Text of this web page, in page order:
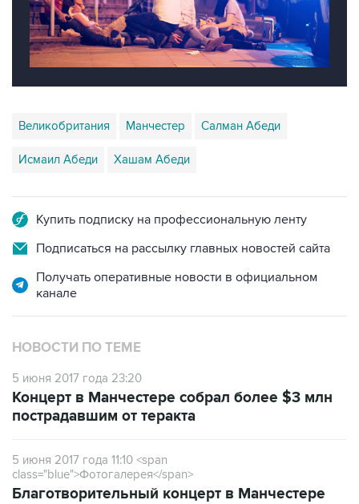
Великобритания Манчестер Салман Абеди
Исмаил Абеди Хашам Абеди
Купить подписку на профессиональную ленту
Подписаться на рассылку главных новостей сайта
Получать оперативные новости в официальном
канале
НОВОСТИ ПО ТЕМЕ
5 июня 2017 года 23:20
Концерт в Манчестере собрал более $3 млн
пострадавшим от теракта
5 июня 2017 года 11:10 <span
class="blue">Фотогалерея</span>
Благотворительный концерт в Манчестере